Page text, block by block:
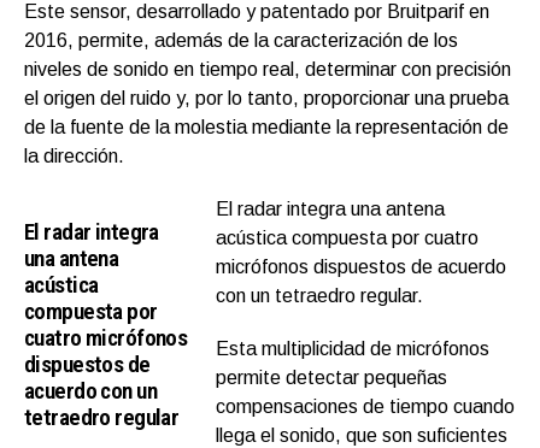
Este sensor, desarrollado y patentado por Bruitparif en
2016, permite, además de la caracterización de los
niveles de sonido en tiempo real, determinar con precisión
el origen del ruido y, por lo tanto, proporcionar una prueba
de la fuente de la molestia mediante la representación de
la dirección.
El radar integra
una antena
acústica
compuesta por
cuatro micrófonos
dispuestos de
acuerdo con un
tetraedro regular
El radar integra una antena
acústica compuesta por cuatro
micrófonos dispuestos de acuerdo
con un tetraedro regular.
Esta multiplicidad de micrófonos
permite detectar pequeñas
compensaciones de tiempo cuando
llega el sonido, que son suficientes